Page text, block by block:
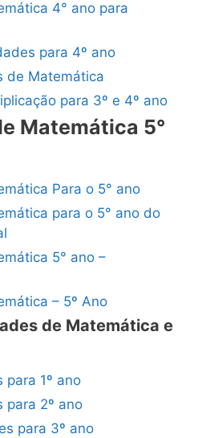
4° ano para
para 4º ano
de Matemática
para 3º e 4º ano
Matemática 5°
Para o 5° ano
para o 5° ano do
5° ano –
– 5º Ano
de Matemática e
1º ano
para 2º ano
para 3º ano